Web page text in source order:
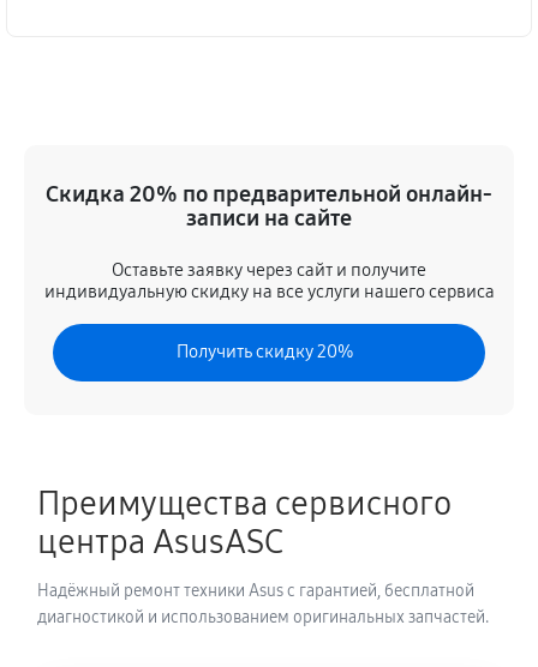
Скидка 20% по предварительной онлайн-
записи на сайте
Оставьте заявку через сайт и получите
индивидуальную скидку на все услуги нашего сервиса
Получить скидку 20%
Преимущества сервисного
центра AsusASC
Надёжный ремонт техники Asus с гарантией, бесплатной
диагностикой и использованием оригинальных запчастей.